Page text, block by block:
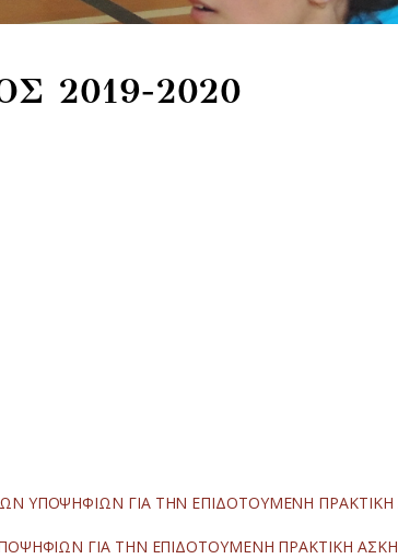
2019-2020
ΥΠΟΨΗΦΙΩΝ ΓΙΑ ΤΗΝ ΕΠΙΔΟΤΟΥΜΕΝΗ
ΓΙΑ ΤΗΝ ΕΠΙΔΟΤΟΥΜΕΝΗ ΠΡΑΚΤΙΚΗ